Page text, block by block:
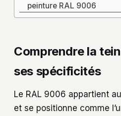
peinture RAL 9006
Comprendre la
ses spécificités
Le RAL 9006 appartient
et se positionne comme